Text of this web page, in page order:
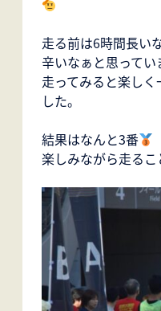
走る前は6時間長いな
辛いなぁと思ってい
走ってみると楽し
した。
結果はなんと3番
楽しみながら走る